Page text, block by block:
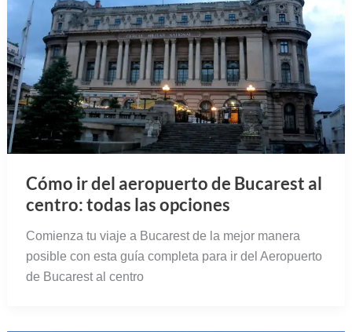
Cómo ir del aeropuerto de Bucarest al
centro: todas las opciones
Comienza tu viaje a Bucarest de la mejor manera
posible con esta guía completa para ir del Aeropuerto
de Bucarest al centro